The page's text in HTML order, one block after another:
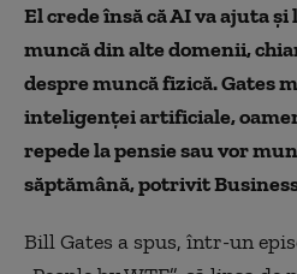
El crede însă că AI va ajuta
muncă din alte domenii,
despre muncă fizică. Gates
inteligenței artificiale,
repede la pensie sau vor
săptămână, potrivit
Bill Gates a spus, într-un